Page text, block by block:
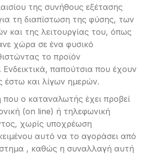
της συνήθους εξέτασης
τη διαπίστωση της φύσης, των
και της λειτουργίας του, όπως
χώρα σε ένα φυσικό
το προϊόν
Ενδεικτικά, παπούτσια που έχουν
έστω και λίγων ημερών.
που ο καταναλωτής έχει προβεί
(on line) ή τηλεφωνική
χωρίς υποχρέωση
αυτό να το αγοράσει από
, καθώς η συναλλαγή αυτή